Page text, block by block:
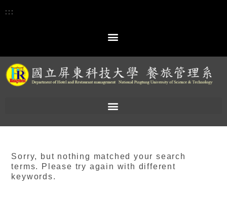
:::
Sorry, but nothing matched your search
terms. Please try again with different
keywords.